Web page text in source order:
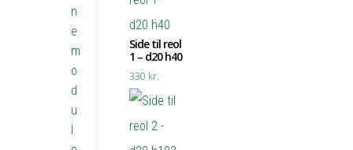
Side til reol
1 – d20 h40
330 kr.
n
e
m
o
d
u
l